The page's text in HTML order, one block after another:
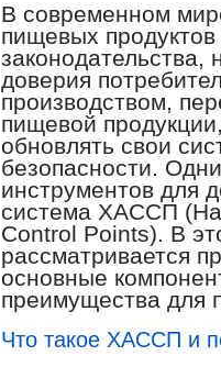
В современном
пищевых
доверия
производством,
пищевой
обновлять свои
безопасности.
инструментов для
система ХАССП
Control Points). В
рассматривается
основные
преимущества для
Что такое ХАССП и